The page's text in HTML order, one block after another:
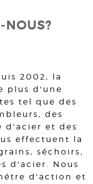
NOUS?
2002, la
plus d'une
tel que des
des
d'acier et des
effectuent la
séchoirs,
d'acier. Nous
d'action et